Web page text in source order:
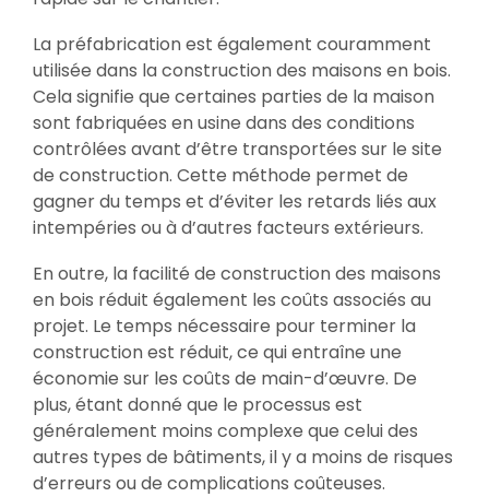
La préfabrication est également couramment
utilisée dans la construction des maisons en bois.
Cela signifie que certaines parties de la maison
sont fabriquées en usine dans des conditions
contrôlées avant d’être transportées sur le site
de construction. Cette méthode permet de
gagner du temps et d’éviter les retards liés aux
intempéries ou à d’autres facteurs extérieurs.
En outre, la facilité de construction des maisons
en bois réduit également les coûts associés au
projet. Le temps nécessaire pour terminer la
construction est réduit, ce qui entraîne une
économie sur les coûts de main-d’œuvre. De
plus, étant donné que le processus est
généralement moins complexe que celui des
autres types de bâtiments, il y a moins de risques
d’erreurs ou de complications coûteuses.